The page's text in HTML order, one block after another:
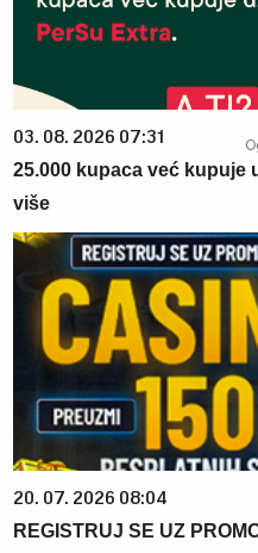
03. 08. 2026 07:31
25.000 kupaca već kupuje
više
20. 07. 2026 08:04
REGISTRUJ SE UZ